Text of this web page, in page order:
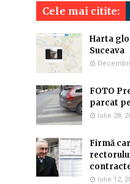
Cele mai citite:
Harta
Suceava
FOTO
parcat
Iulie 28,
Firmă
Iulie 12,